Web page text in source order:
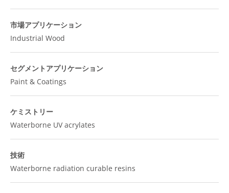
市場アプリケーション
Industrial Wood
セグメントアプリケーション
Paint & Coatings
ケミストリー
Waterborne UV acrylates
技術
Waterborne radiation curable resins